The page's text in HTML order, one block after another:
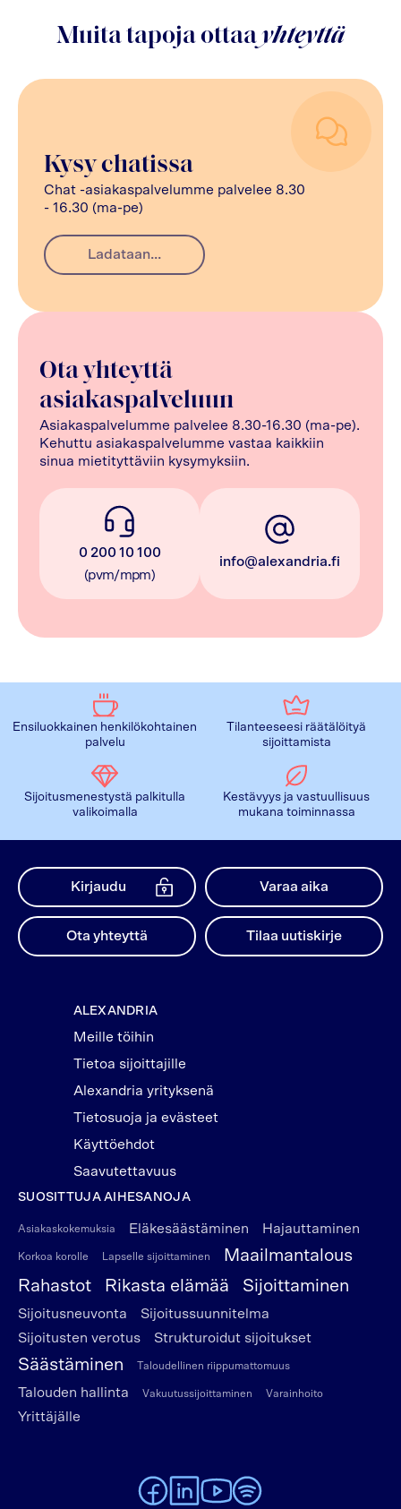
Muita tapoja ottaayhteyttä
Ota yhteyttä
asiakaspalveluun
Asiakaspalvelumme palvelee 8.30-16.30 (ma-pe).
Kehuttu asiakaspalvelumme vastaa kaikkiin
sinua mietityttäviin kysymyksiin.
0 200 10 100
(pvm/mpm)
info@alexandria.fi
Kysy chatissa
Chat -asiakaspalvelumme palvelee 8.30
- 16.30 (ma-pe)
Ladataan...
Ensiluokkainen henkilökohtainen
palvelu
Tilanteeseesi räätälöityä
sijoittamista
Sijoitusmenestystä palkitulla
valikoimalla
Kestävyys ja vastuullisuus
mukana toiminnassa
Kirjaudu Varaa aika
Ota yhteyttä Tilaa uutiskirje
ALEXANDRIA
Meille töihin
Tietoa sijoittajille
Alexandria yrityksenä
Tietosuoja ja evästeet
Käyttöehdot
Saavutettavuus
SUOSITTUJA AIHESANOJA
Asiakaskokemuksia Eläkesäästäminen Hajauttaminen
Korkoa korolle Lapselle sijoittaminen
Maailmantalous
Rahastot
Rikasta elämää Sijoittaminen
Sijoitusneuvonta
Sijoitussuunnitelma
Sijoitusten verotus
Strukturoidut sijoitukset
Säästäminen Taloudellinen riippumattomuus
Talouden hallinta Vakuutussijoittaminen Varainhoito
Yrittäjälle
To Alexandria Facebook page
To Alexandria LinkedIn page
To Alexandria Youtube page
To Alexandria Spotify